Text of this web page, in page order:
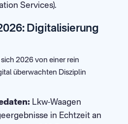
Services).
Digitalisierung
2026 von einer rein
überwachten Disziplin
Lkw-Waagen
in Echtzeit an